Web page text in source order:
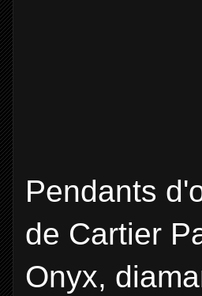
Pendants
de Cartier
Onyx,